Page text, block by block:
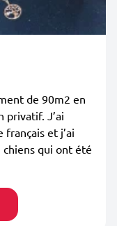
de 90m2 en
privatif. J’ai
et j’ai
qui ont été